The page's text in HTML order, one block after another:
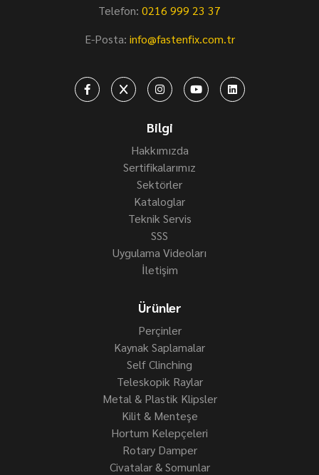
Telefon: 0216 999 23 37
E-Posta: info@fastenfix.com.tr
Bilgi
Hakkımızda
Sertifikalarımız
Sektörler
Kataloglar
Teknik Servis
SSS
Uygulama Videoları
İletişim
Ürünler
Perçinler
Kaynak Saplamalar
Self Clinching
Teleskopik Raylar
Metal & Plastik Klipsler
Kilit & Menteşe
Hortum Kelepçeleri
Rotary Damper
Civatalar & Somunlar